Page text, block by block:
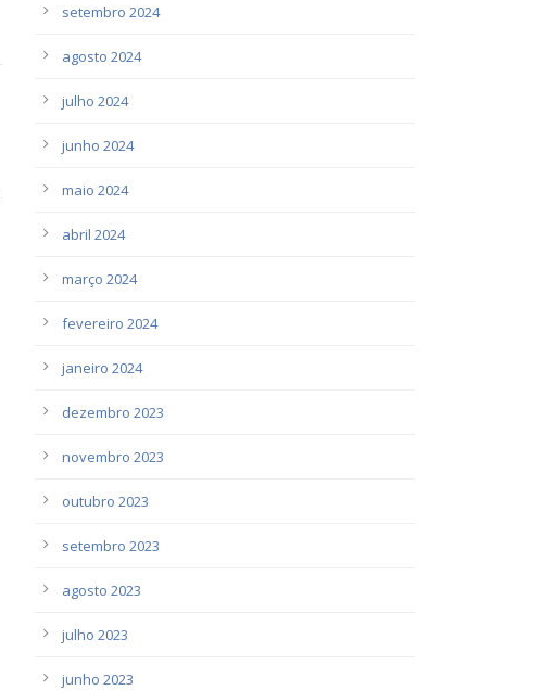
setembro 2024
agosto 2024
julho 2024
junho 2024
maio 2024
abril 2024
março 2024
fevereiro 2024
janeiro 2024
dezembro 2023
novembro 2023
outubro 2023
setembro 2023
agosto 2023
julho 2023
junho 2023